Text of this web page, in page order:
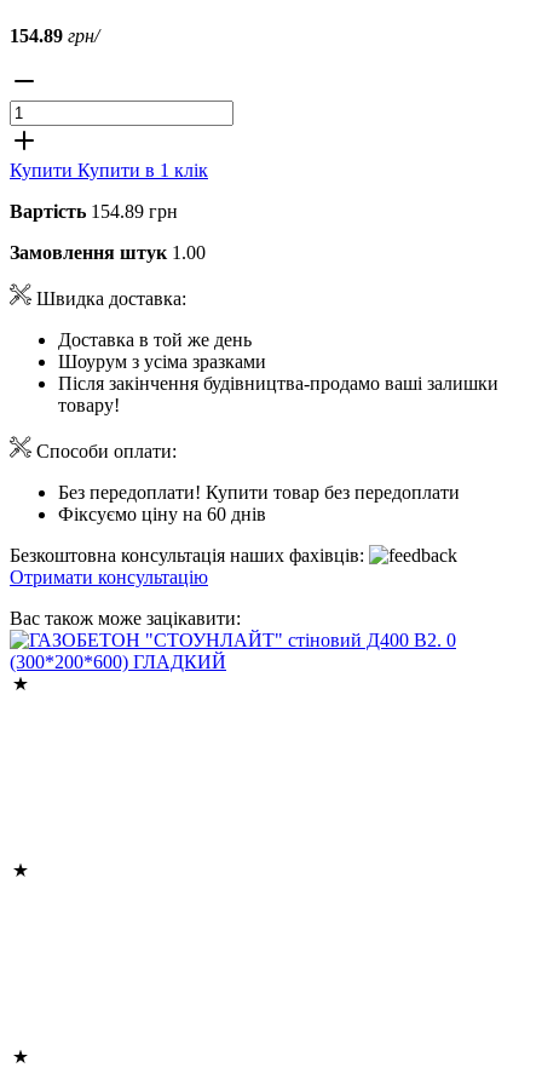
154.89 грн/
Купити Купити в 1 клік
Вартість 154.89 грн
Замовлення штук 1.00
Швидка доставка:
Доставка в той же день
Шоурум з усіма зразками
Після закінчення будівництва-продамо ваші залишки
товару!
Способи оплати:
Без передоплати! Купити товар без передоплати
Фіксуємо ціну на 60 днів
Безкоштовна консультація наших фахівців:
Отримати консультацію
Вас також може зацікавити: